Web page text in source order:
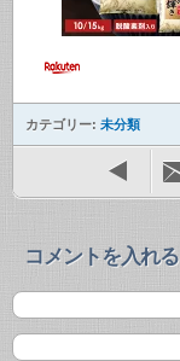
カテゴリー: 未分類
コメントを入れる